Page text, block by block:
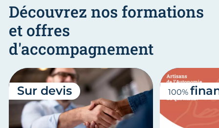
Découvrez nos formations
et offres
d'accompagnement
Sur devis 100%